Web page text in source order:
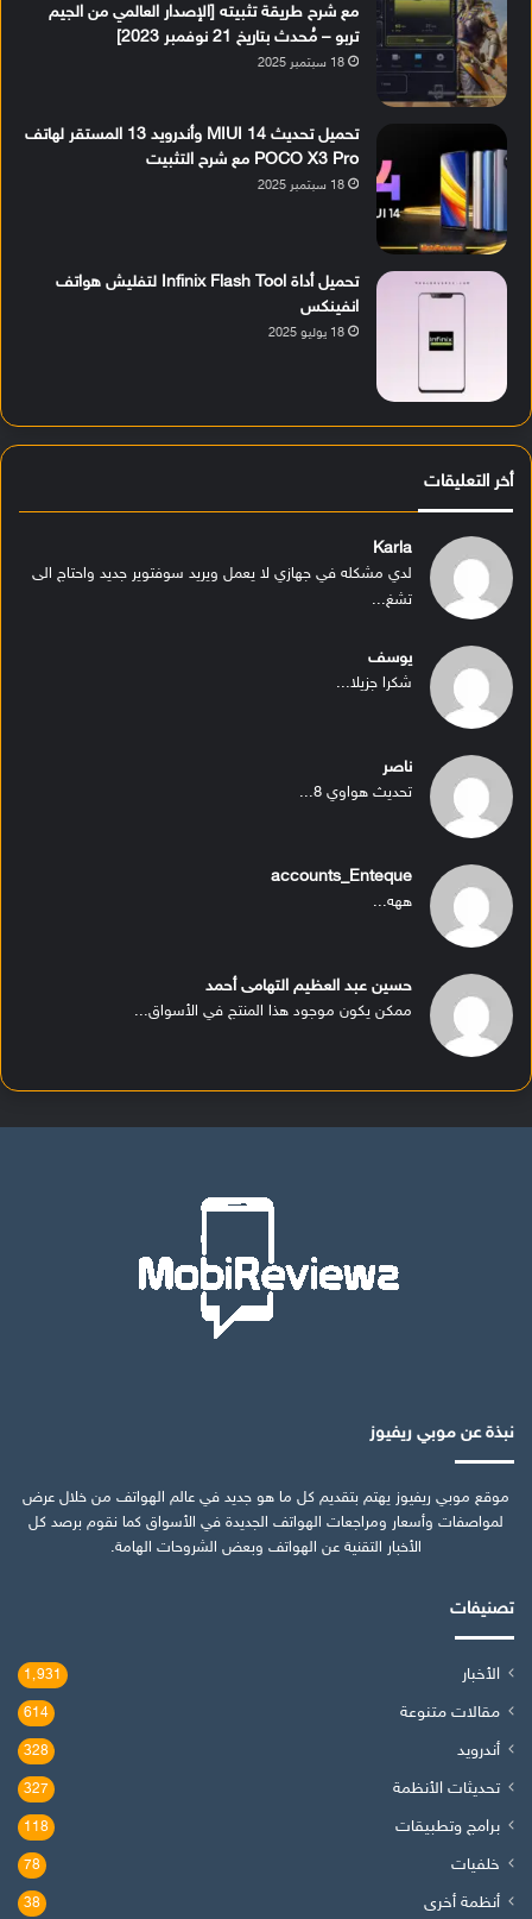
مع شرح طريقة تثبيته [الإصدار العالمي من الجيم
تربو – مُحدث بتاريخ 21 نوفمبر 2023]
18 سبتمبر 2025
تحميل تحديث MIUI 14 وأندرويد 13 المستقر لهاتف
POCO X3 Pro مع شرح التثبيت
18 سبتمبر 2025
تحميل أداة Infinix Flash Tool لتفليش هواتف
انفينكس
18 يوليو 2025
أخر التعليقات
Karla
لدي مشكله في جهازي لا يعمل ويريد سوفتوير جديد واحتاج الى
تشغ...
يوسف
شكرا جزيلا...
ناصر
تحديث هواوي 8...
accounts_Enteque
ههه...
حسين عبد العظيم التهامى أحمد
ممكن يكون موجود هذا المنتج في الأسواق...
نبذة عن موبي ريفيوز
موقع موبي ريفيوز يهتم بتقديم كل ما هو جديد في عالم الهواتف من خلال عرض
لمواصفات وأسعار ومراجعات الهواتف الجديدة في الأسواق كما نقوم برصد كل
الأخبار التقنية عن الهواتف وبعض الشروحات الهامة.
تصنيفات
الأخبار 1٬931
مقالات متنوعة 614
أندرويد 328
تحديثات الأنظمة 327
برامج وتطبيقات 118
خلفيات 78
أنظمة أخرى 38